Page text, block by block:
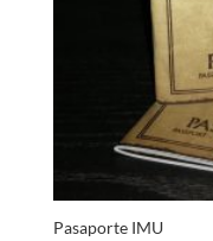
Pasaporte IMU